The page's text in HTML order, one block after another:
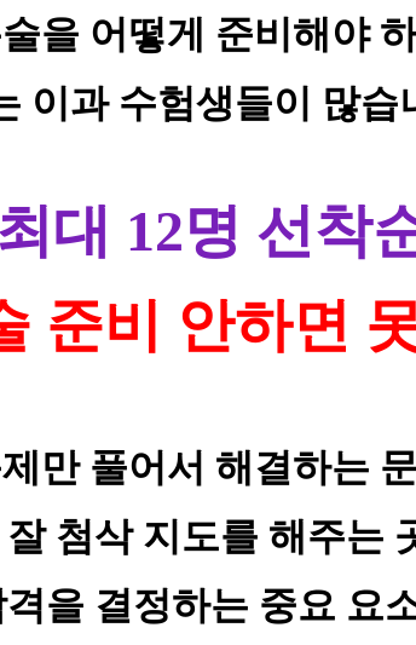
을 어떻게 준비해야
이과 수험생들이 많습
대 12명 선착
준비 안하면
만 풀어서 해결하는
첨삭 지도를 해주는
을 결정하는 중요 요